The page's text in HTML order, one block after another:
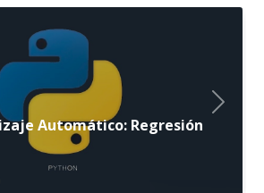
Automático: Regresión